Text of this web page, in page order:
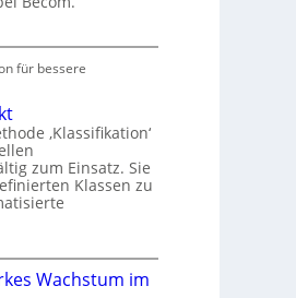
für bessere
‚Klassifikation‘
zum Einsatz. Sie
Klassen zu
Wachstum im